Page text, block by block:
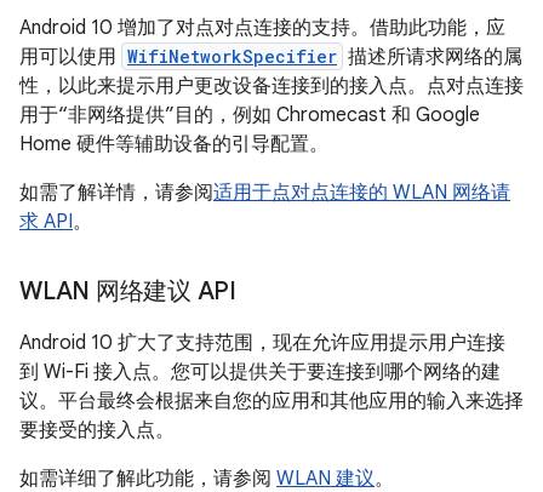
Android 10 增加了对点对点连接的支持。借助此功能，应
用可以使用 WifiNetworkSpecifier 描述所请求网络的属
性，以此来提示用户更改设备连接到的接入点。点对点连接
用于“非网络提供”目的，例如 Chromecast 和 Google
Home 硬件等辅助设备的引导配置。
如需了解详情，请参阅适用于点对点连接的 WLAN 网络请
求 API。
WLAN 网络建议 API
Android 10 扩大了支持范围，现在允许应用提示用户连接
到 Wi-Fi 接入点。您可以提供关于要连接到哪个网络的建
议。平台最终会根据来自您的应用和其他应用的输入来选择
要接受的接入点。
如需详细了解此功能，请参阅 WLAN 建议。